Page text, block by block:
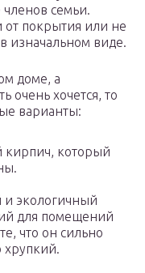
членов семьи.
от покрытия или не
изначальном виде.
доме, а
очень хочется, то
варианты:
который
экологичный
для помещений
что он сильно
хрупкий.